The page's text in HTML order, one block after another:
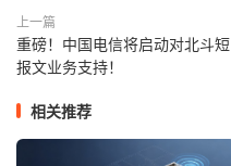
上一篇
重磅！中国电信将启动对北斗短
报文业务支持！
相关推荐